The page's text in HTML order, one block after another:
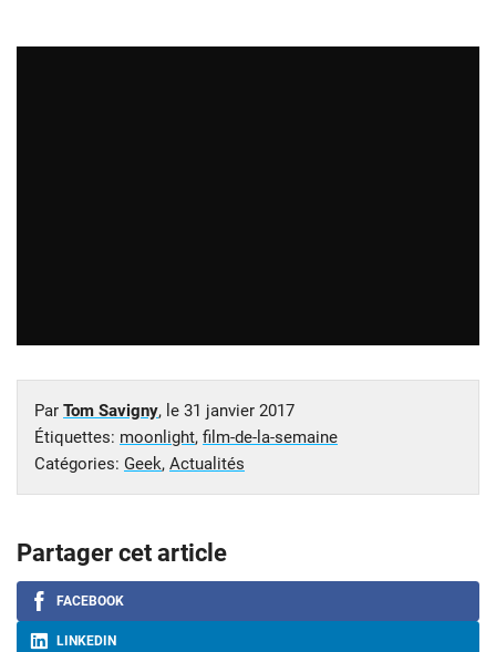
Par Tom Savigny, le 31 janvier 2017
Étiquettes: moonlight, film-de-la-semaine
Catégories: Geek, Actualités
Partager cet article
FACEBOOK
LINKEDIN